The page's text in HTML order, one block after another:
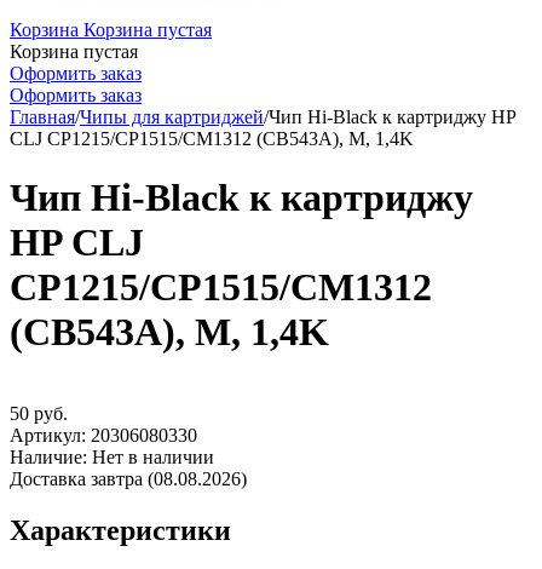
Корзина Корзина пустая
Корзина пустая
Оформить заказ
Оформить заказ
Главная/Чипы для картриджей/Чип Hi-Black к картриджу HP
CLJ CP1215/CP1515/CM1312 (CB543A), M, 1,4K
Чип Hi-Black к картриджу
HP CLJ
CP1215/CP1515/CM1312
(CB543A), M, 1,4K
50 руб.
Артикул: 20306080330
Наличие: Нет в наличии
Доставка завтра (08.08.2026)
Характеристики